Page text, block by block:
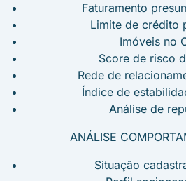
Faturamento
Limite de crédito
Imóveis no
Score de risco
Rede de
Índice de
Análise de
ANÁLISE
Situação